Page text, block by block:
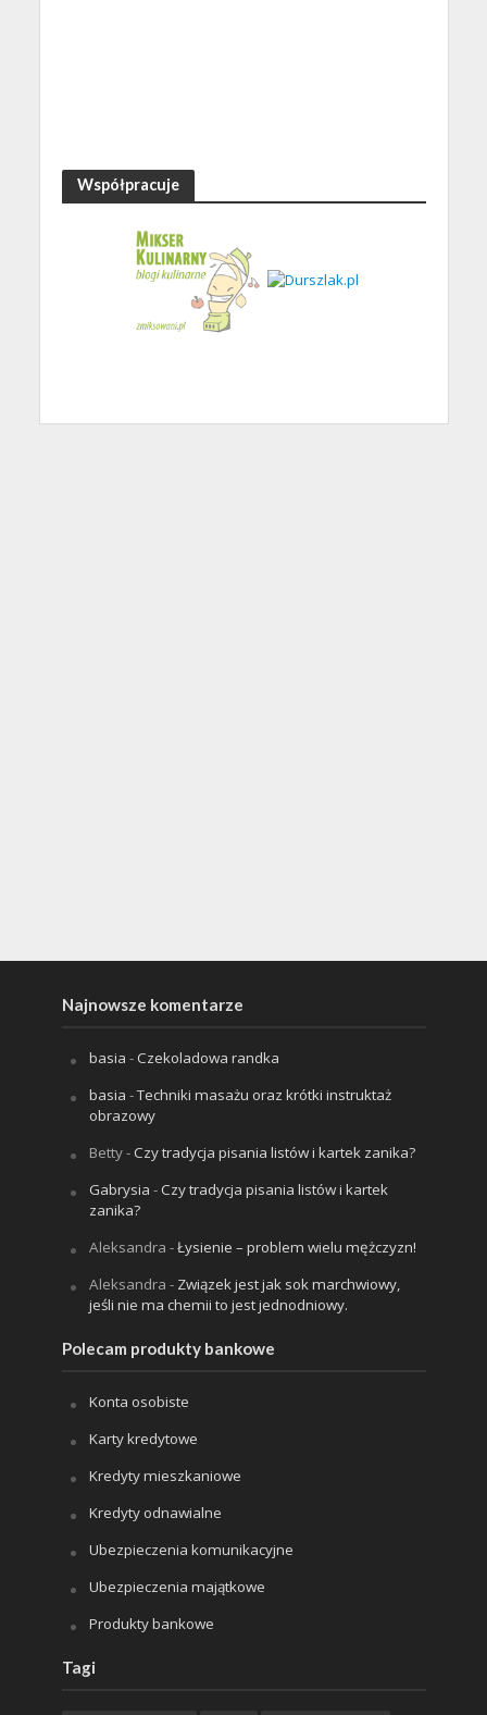
Współpracuje
Najnowsze komentarze
basia -Czekoladowa randka
basia -Techniki masażu oraz krótki instruktaż
obrazowy
Betty-Czy tradycja pisania listów i kartek zanika?
Gabrysia -Czy tradycja pisania listów i kartek
zanika?
Aleksandra -Łysienie – problem wielu mężczyzn!
Aleksandra - Związek jest jak sok marchwiowy,
jeśli nie ma chemii to jest jednodniowy.
Polecam produkty bankowe
Konta osobiste
Karty kredytowe
Kredyty mieszkaniowe
Kredyty odnawialne
Ubezpieczenia komunikacyjne
Ubezpieczenia majątkowe
Produkty bankowe
Tagi